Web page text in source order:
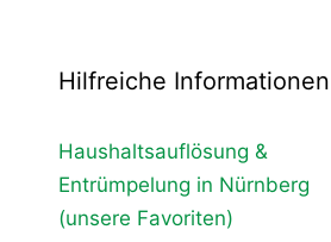
Hilfreiche Informationen
Haushaltsauflösung &
Entrümpelung in Nürnberg
(unsere Favoriten)